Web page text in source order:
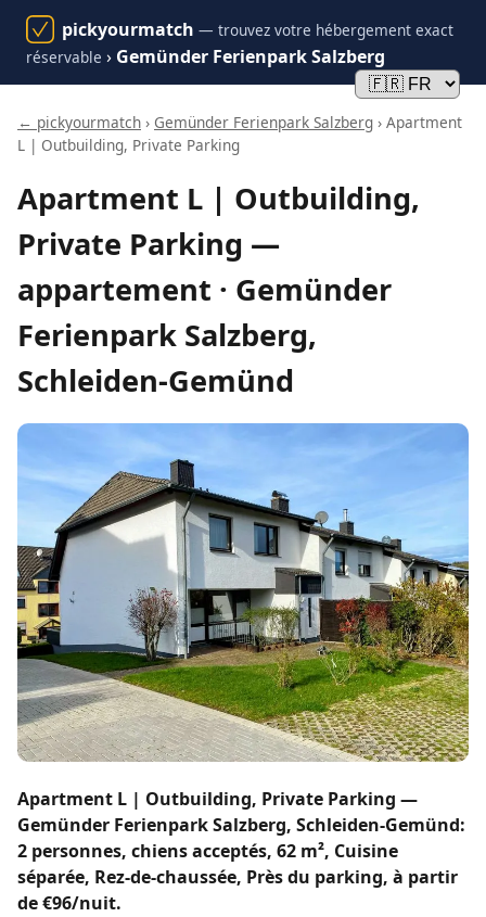
pickyourmatch — trouvez votre hébergement exact
réservable › Gemünder Ferienpark Salzberg
← pickyourmatch › Gemünder Ferienpark Salzberg › Apartment
L | Outbuilding, Private Parking
Apartment L | Outbuilding,
Private Parking —
appartement · Gemünder
Ferienpark Salzberg,
Schleiden-Gemünd
Apartment L | Outbuilding, Private Parking —
Gemünder Ferienpark Salzberg, Schleiden-Gemünd:
2 personnes, chiens acceptés, 62 m², Cuisine
séparée, Rez-de-chaussée, Près du parking, à partir
de €96/nuit.